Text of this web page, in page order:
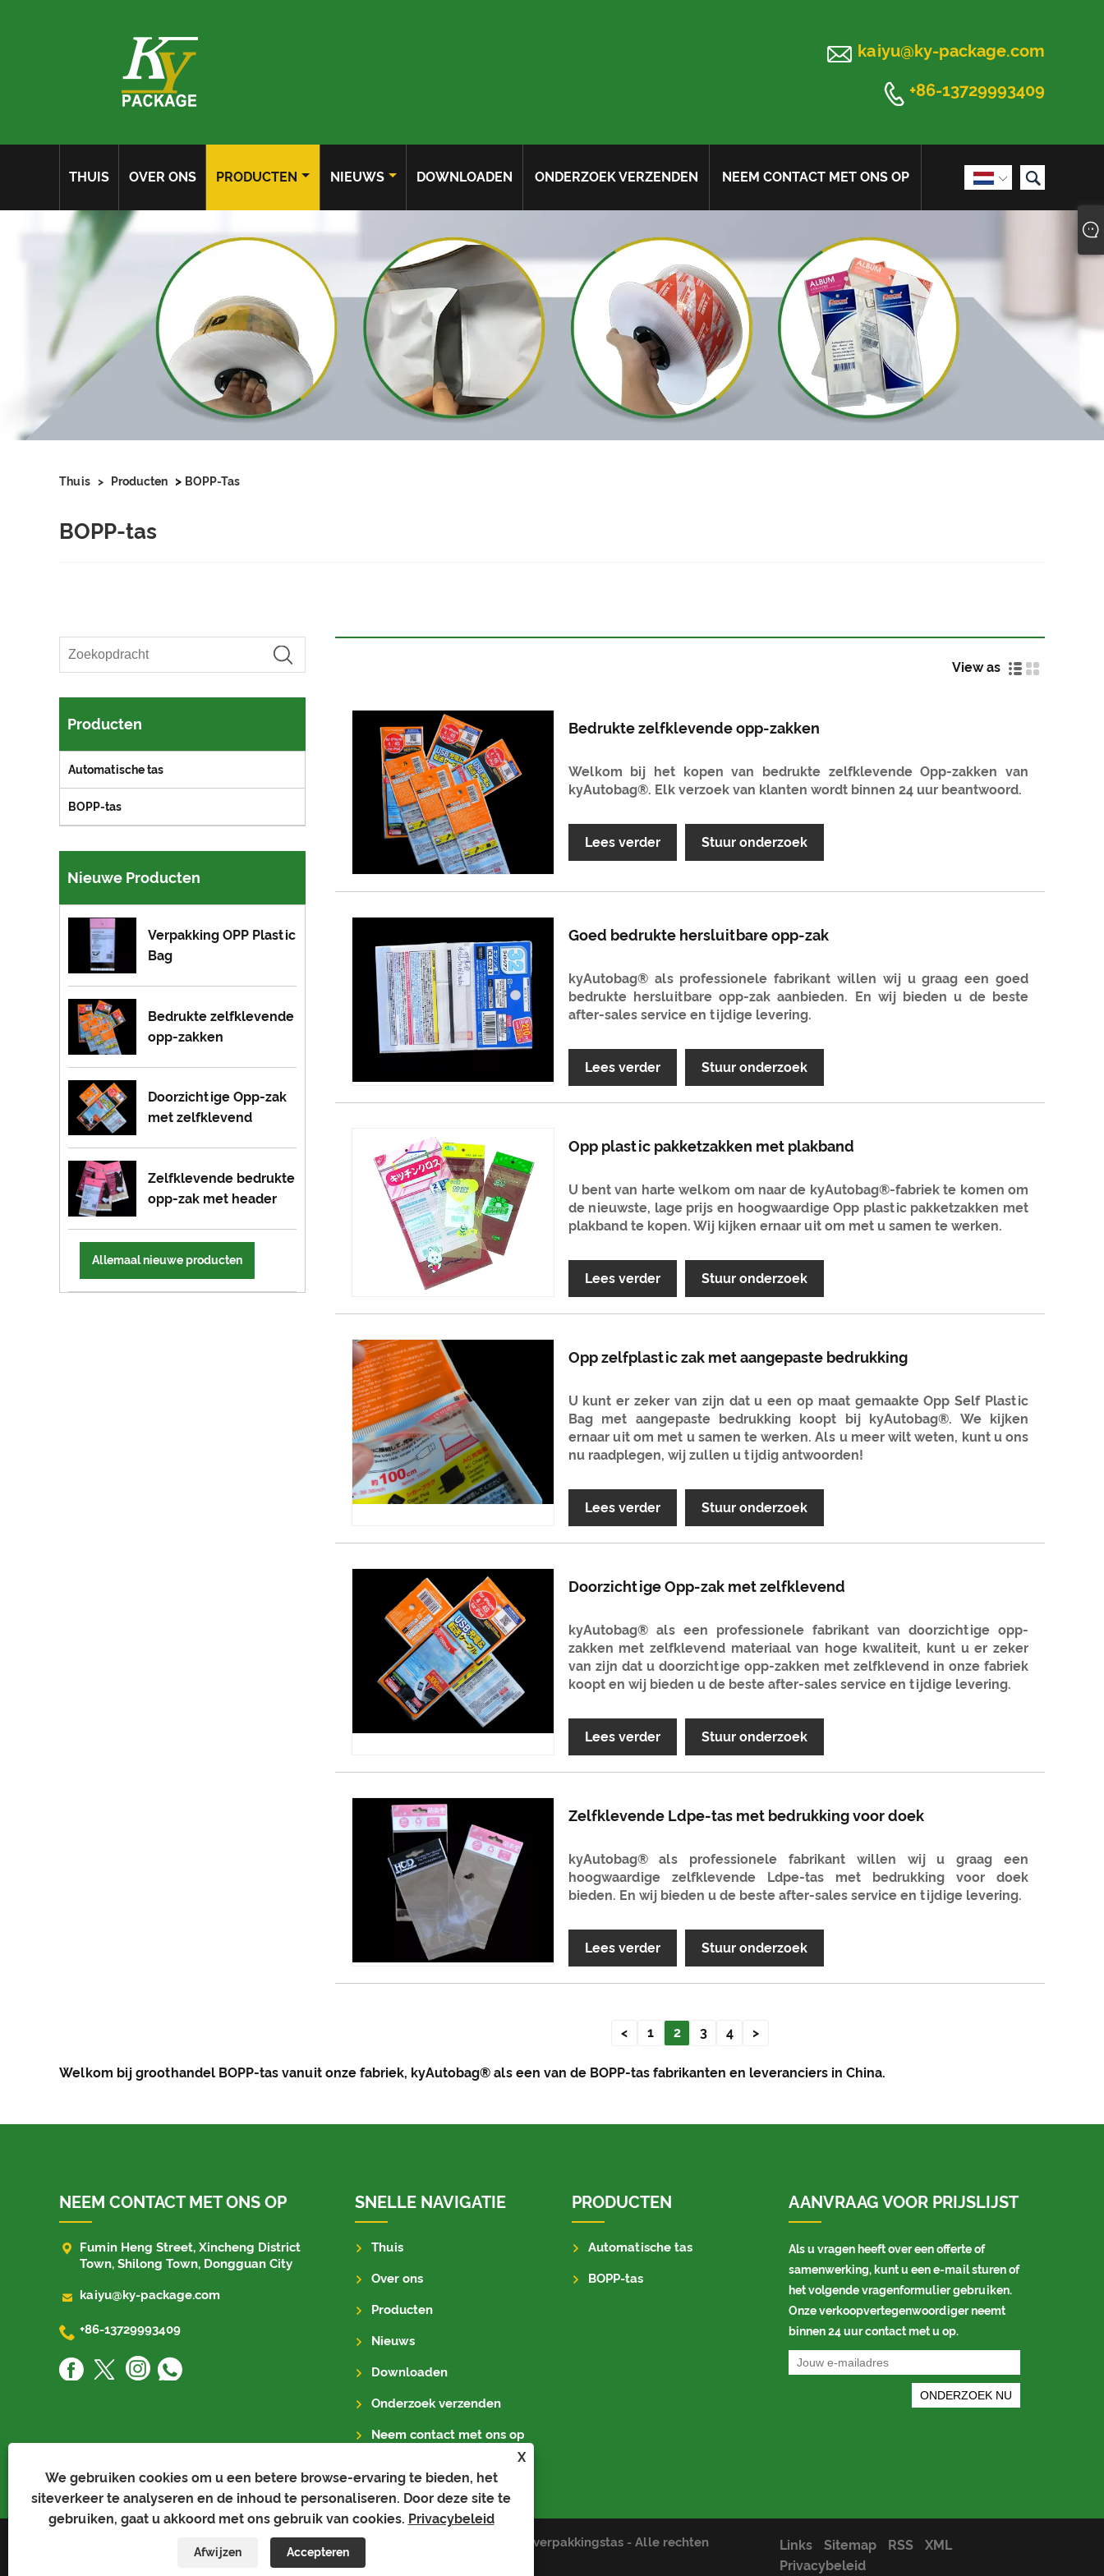
 kaiyu@ky-package.com
 +86-13729993409
 
THUIS OVER ONS PRODUCTEN NIEUWS DOWNLOADEN ONDERZOEK VERZENDEN NEEM CONTACT MET ONS OP
Thuis > Producten > BOPP-Tas
BOPP-tas
Producten
Automatische tas
BOPP-tas
Nieuwe Producten
Verpakking OPP Plastic
Bag
Bedrukte zelfklevende
opp-zakken
Doorzichtige Opp-zak
met zelfklevend
Zelfklevende bedrukte
opp-zak met header
Allemaal nieuwe producten
View as
Bedrukte zelfklevende opp-zakken
Welkom bij het kopen van bedrukte zelfklevende Opp-zakken van
kyAutobag®. Elk verzoek van klanten wordt binnen 24 uur beantwoord.
Lees verder Stuur onderzoek
Goed bedrukte hersluitbare opp-zak
kyAutobag® als professionele fabrikant willen wij u graag een goed
bedrukte hersluitbare opp-zak aanbieden. En wij bieden u de beste
after-sales service en tijdige levering.
Lees verder Stuur onderzoek
Opp plastic pakketzakken met plakband
U bent van harte welkom om naar de kyAutobag®-fabriek te komen om
de nieuwste, lage prijs en hoogwaardige Opp plastic pakketzakken met
plakband te kopen. Wij kijken ernaar uit om met u samen te werken.
Lees verder Stuur onderzoek
Opp zelfplastic zak met aangepaste bedrukking
U kunt er zeker van zijn dat u een op maat gemaakte Opp Self Plastic
Bag met aangepaste bedrukking koopt bij kyAutobag®. We kijken
ernaar uit om met u samen te werken. Als u meer wilt weten, kunt u ons
nu raadplegen, wij zullen u tijdig antwoorden!
Lees verder Stuur onderzoek
Doorzichtige Opp-zak met zelfklevend
kyAutobag® als een professionele fabrikant van doorzichtige opp-
zakken met zelfklevend materiaal van hoge kwaliteit, kunt u er zeker
van zijn dat u doorzichtige opp-zakken met zelfklevend in onze fabriek
koopt en wij bieden u de beste after-sales service en tijdige levering.
Lees verder Stuur onderzoek
Zelfklevende Ldpe-tas met bedrukking voor doek
kyAutobag® als professionele fabrikant willen wij u graag een
hoogwaardige zelfklevende Ldpe-tas met bedrukking voor doek
bieden. En wij bieden u de beste after-sales service en tijdige levering.
Lees verder Stuur onderzoek
< 1 2 3 4 >
Welkom bij groothandel BOPP-tas vanuit onze fabriek, kyAutobag® als een van de BOPP-tas fabrikanten en leveranciers in China.
X
We gebruiken cookies om u een betere browse-ervaring te bieden, het
siteverkeer te analyseren en de inhoud te personaliseren. Door deze site te
gebruiken, gaat u akkoord met ons gebruik van cookies. Privacybeleid
Afwijzen Accepteren
NEEM CONTACT MET ONS OP

Fumin Heng Street, Xincheng District
Town, Shilong Town, Dongguan City
 kaiyu@ky-package.com
 +86-13729993409
SNELLE NAVIGATIE
Thuis
Over ons
Producten
Nieuws
Downloaden
Onderzoek verzenden
Neem contact met ons op
PRODUCTEN
Automatische tas
BOPP-tas
AANVRAAG VOOR PRIJSLIJST
Als u vragen heeft over een offerte of
samenwerking, kunt u een e-mail sturen of
het volgende vragenformulier gebruiken.
Onze verkoopvertegenwoordiger neemt
binnen 24 uur contact met u op.
Copyright © 2023 Kaiyu Package Industry Co.,Limited - Autotas, Bopp-tas, Auto-verpakkingstas - Alle rechten
Links Sitemap RSS
XML
Privacybeleid